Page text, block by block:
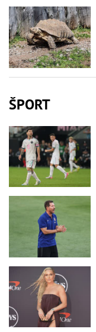
ŠPORT